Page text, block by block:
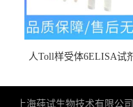
人Toll样受体6ELISA试
上海莼试生物技术有限公司